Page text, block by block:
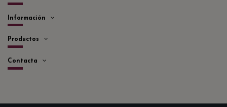
Información
Productos
Contacta